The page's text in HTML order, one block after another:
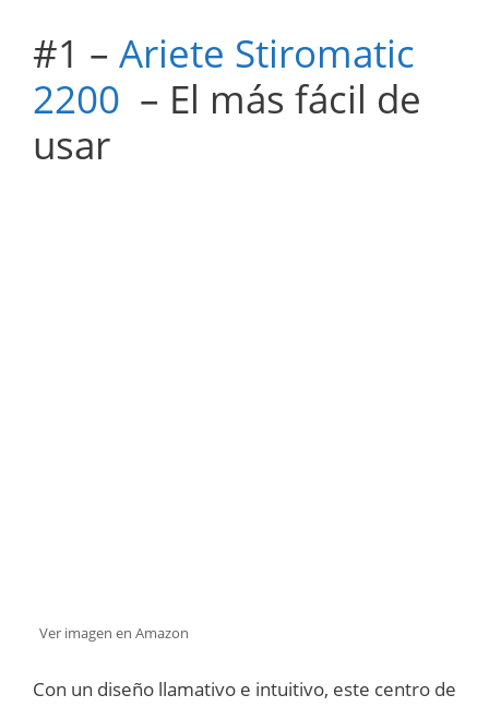
#1 – Ariete Stiromatic
2200 – El más fácil de
usar
Ver imagen en Amazon
Con un diseño llamativo e intuitivo, este centro de